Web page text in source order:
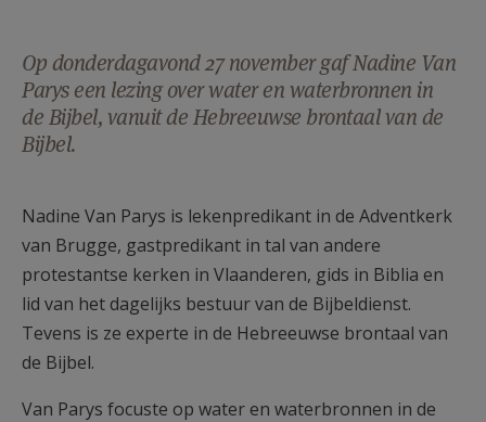
Op donderdagavond 27 november gaf Nadine Van
Parys een lezing over water en waterbronnen in
de Bijbel, vanuit de Hebreeuwse brontaal van de
Bijbel.
Nadine Van Parys is lekenpredikant in de Adventkerk
van Brugge, gastpredikant in tal van andere
protestantse kerken in Vlaanderen, gids in Biblia en
lid van het dagelijks bestuur van de Bijbeldienst.
Tevens is ze experte in de Hebreeuwse brontaal van
de Bijbel.
Van Parys focuste op water en waterbronnen in de